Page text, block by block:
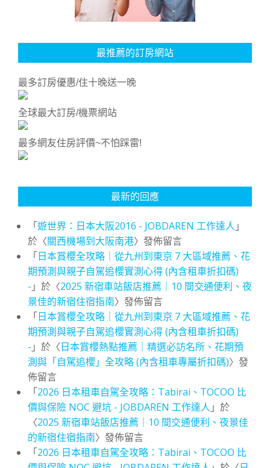
最推薦的訂房網站
最多訂房優惠/住十晚送一晚
全球最大訂房/機票網站
最多網友住房評價~不怕踩雷!
最新的回應
「遊世界：日本大阪2016 - JOBDAREN 工作達人 」
於〈關西機場到大阪南港〉發佈留言
「日本賞櫻全攻略｜從九州到東京 7 大區域推薦、花
期預測與親子自駕追櫻實測心得 (內含租車折扣碼)
- 」於〈2025 新宿車站飯店推薦｜10 間交通便利、夜
景佳的新宿住宿指南〉發佈留言
「日本賞櫻全攻略｜從九州到東京 7 大區域推薦、花
期預測與親子自駕追櫻實測心得 (內含租車折扣碼)
- 」於〈日本賞櫻熱點推薦｜精選必訪名所、花期預
測與「自駕追櫻」全攻略 (內含租車專屬折扣碼)〉發
佈留言
「2026 日本租車自駕全攻略：Tabirai、TOCOO 比
價與保險 NOC 避坑 - JOBDAREN 工作達人 」於
〈2025 新宿車站飯店推薦｜10 間交通便利、夜景佳
的新宿住宿指南〉發佈留言
「2026 日本租車自駕全攻略：Tabirai、TOCOO 比